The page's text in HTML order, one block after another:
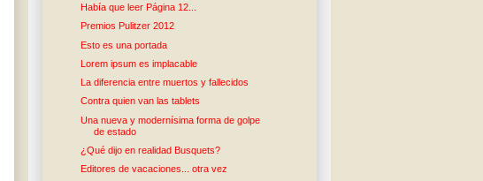
Había que leer Página 12...
Premios Pulitzer 2012
Esto es una portada
Lorem ipsum es implacable
La diferencia entre muertos y fallecidos
Contra quien van las tablets
Una nueva y modernísima forma de golpe
de estado
¿Qué dijo en realidad Busquets?
Editores de vacaciones... otra vez